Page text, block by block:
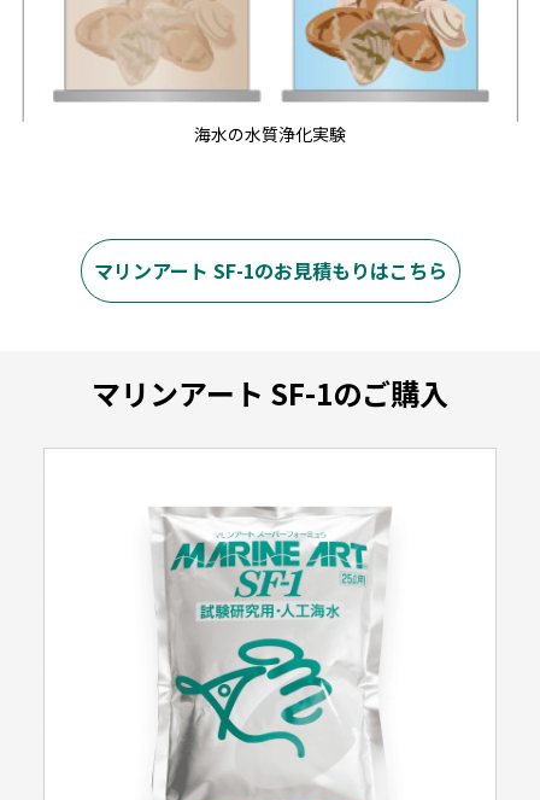
海水の水質浄化実験
マリンアート SF-1のお見積もりはこちら
マリンアート SF-1のご購入